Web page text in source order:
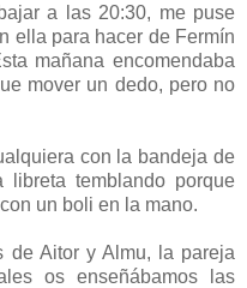
a las 20:30, me puse
ella para hacer de Fermín
mañana encomendaba
mover un dedo, pero no
con la bandeja de
temblando porque
un boli en la mano.
de Aitor y Almu, la pareja
os enseñábamos las